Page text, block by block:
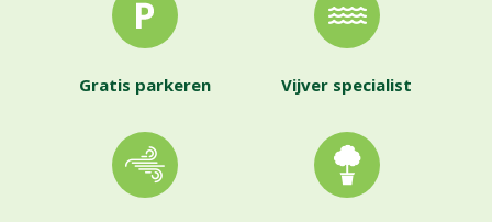
Gratis parkeren Vijver specialist